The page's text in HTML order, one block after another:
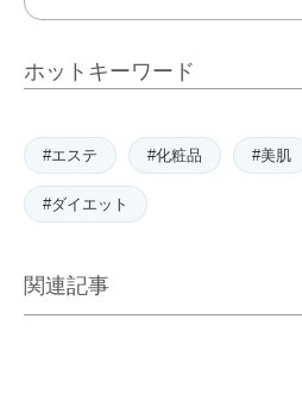
ホットキーワード
#エステ #化粧品 #美肌
#ダイエット
関連記事